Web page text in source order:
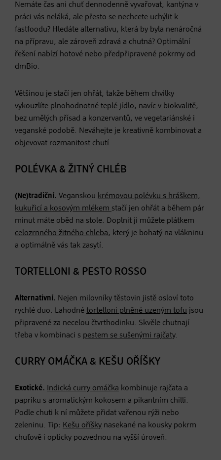
Nemáte čas ani chuť dennodenně vyvařovat, kantýna v
práci vás neláká, ale přesto se nechcete uchýlit k
fastfoodu? Hledáte alternativu, která by byla nenáročná
na přípravu, ale zároveň zdravá a chutná? Optimální
řešení nabízí hotové nebo předpřipravené pokrmy od
dmBio.
Většinou je stačí jen ohřát, takže během chvilky
vykouzlíte plnohodnotné teplé jídlo, navíc v biokvalitě,
bez umělých přísad a konzervantů, ve vegetariánské i
veganské podobě. Neváhejte je kreativně kombinovat a
objevovat rozmanitost chutí.
POLÉVKA & ŽITNÝ CHLÉB
(Ne)tradiční. Veganskou krémovou polévku s hráškem,
kukuřicí a kosovým mlékem stačí jen ohřát a během pár
minut máte oběd na stole. Doplnit ji můžete plátkem
celozrnného žitného chleba, který je bohatý na vlákninu
a optimálně vás tak zasytí.
TORTELLONI & PESTO ROSSO
Alternativní. Nejen milovníky těstovin jistě osloví toto
rychlé duo. Lahodné tortelloni plněné uzeným tofu jsou
připravené za necelou čtvrthodinku. Skvěle chutnají
třeba v kombinaci s pestem se sušenými rajčaty.
CURRY OMÁČKA & KEŠU OŘÍŠKY
Exotické. Indická curry omáčka kombinuje rajčata a
papriku s aromatickým kokosem a pikantním chilli.
Podle chuti k ní můžete přidat vařenou rýži nebo
zeleninu. Tip: Kešu oříšky nasekané na kousky pokrm
chuťově i opticky pozvednou na vyšší úroveň.